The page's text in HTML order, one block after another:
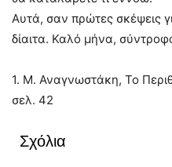
Αυτά, σαν πρώτες σκέψεις
δίαιτα. Καλό μήνα,
1. Μ. Αναγνωστάκη, Το
σελ. 42
Σχόλια